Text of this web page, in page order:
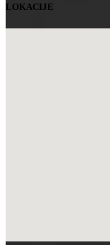
LOKACIJE